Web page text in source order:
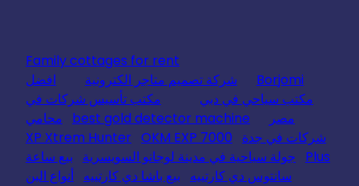
Family cottages for rent
Borjomi
شركة تصميم متاجر الكترونية
افضل
مكتب سياحي في دبي
مكتب تأسيس شركات في
مصر
best gold detector machine
محامي
شركات في جدة
XP Xtrem Hunter OKM EXP 7000
Plus
جولة سياحية في مدينة لوجانو السويسرية
بيع ساعة
سانتوس دي كارتييه
بيع باشا دي كارتييه أنواع البن